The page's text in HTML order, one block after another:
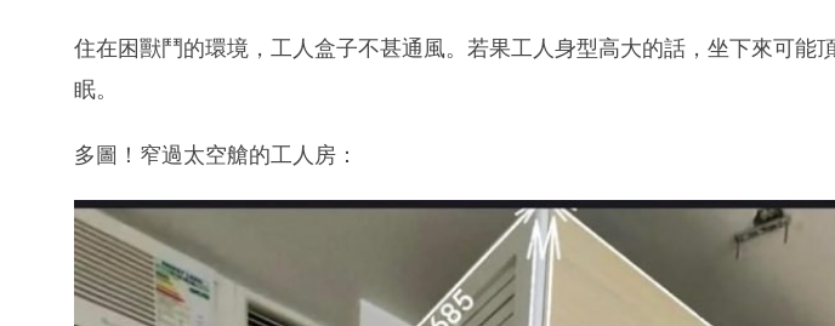
住在困獸鬥的環境，工人盒子不甚通風。若果工人身型高大的話，坐下來可能
眠。
多圖！窄過太空艙的工人房：